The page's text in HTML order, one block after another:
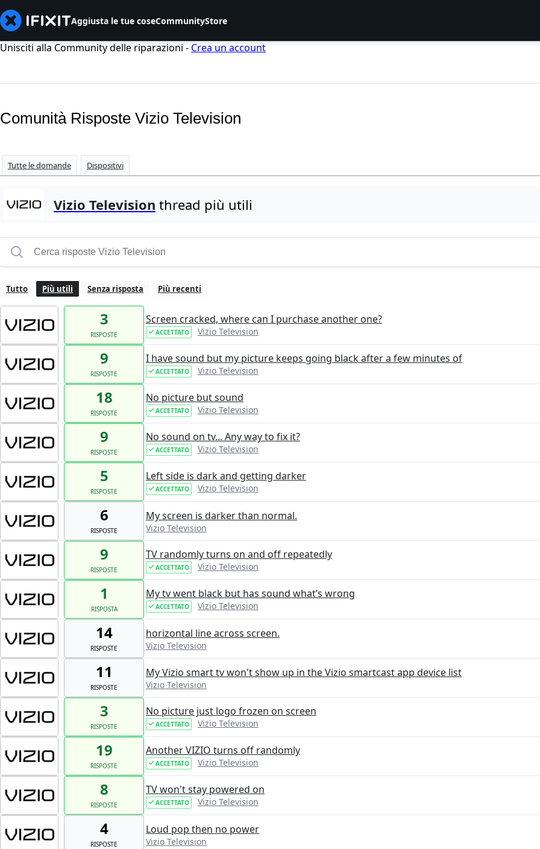
Aggiusta le tue coseCommunityStore
Unisciti alla Community delle riparazioni - Crea un account
Comunità Risposte Vizio Television
Tutte le domande Dispositivi
Vizio Television thread più utili
Tutto Più utili Senza risposta Più recenti
3
RISPOSTE
Screen cracked, where can I purchase another one?
ACCETTATO Vizio Television
9
RISPOSTE
I have sound but my picture keeps going black after a few minutes of
ACCETTATO Vizio Television
18
RISPOSTE
No picture but sound
ACCETTATO Vizio Television
9
RISPOSTE
No sound on tv... Any way to fix it?
ACCETTATO Vizio Television
5
RISPOSTE
Left side is dark and getting darker
ACCETTATO Vizio Television
6
RISPOSTE
My screen is darker than normal.
Vizio Television
9
RISPOSTE
TV randomly turns on and off repeatedly
ACCETTATO Vizio Television
1
RISPOSTA
My tv went black but has sound what’s wrong
ACCETTATO Vizio Television
14
RISPOSTE
horizontal line across screen.
Vizio Television
11
RISPOSTE
My Vizio smart tv won't show up in the Vizio smartcast app device list
Vizio Television
3
RISPOSTE
No picture just logo frozen on screen
ACCETTATO Vizio Television
19
RISPOSTE
Another VIZIO turns off randomly
ACCETTATO Vizio Television
8
RISPOSTE
TV won't stay powered on
ACCETTATO Vizio Television
4
RISPOSTE
Loud pop then no power
Vizio Television